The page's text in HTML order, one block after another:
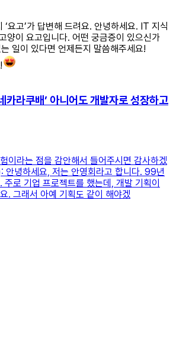
요고’가 답변해 드려요. 안녕하세요. IT 지식
양이 요고입니다. 어떤 궁금증이 있으신가
일이 있다면 언제든지 말씀해주세요!
라쿠배’ 아니어도 개발자로 성장하고
이라는 점을 감안해서 들어주시면 감사하겠
안녕하세요, 저는 안영회라고 합니다. 99년
로 기업 프로젝트를 했는데, 개발 기획이
. 그래서 아예 기획도 같이 해야겠